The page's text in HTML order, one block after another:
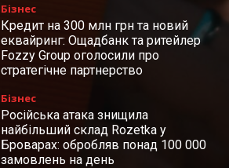
Бізнес
Кредит на 300 млн грн та новий
еквайринг: Ощадбанк та ритейлер
Fozzy Group оголосили про
стратегічне партнерство
Бізнес
Російська атака знищила
найбільший склад Rozetka у
Броварах: обробляв понад 100 000
замовлень на день